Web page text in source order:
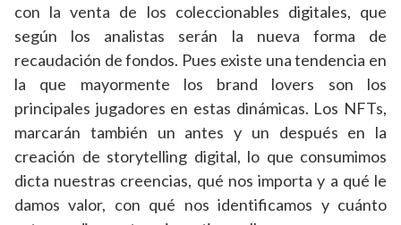
con la venta de los coleccionables digitales, que
según los analistas serán la nueva forma de
recaudación de fondos. Pues existe una tendencia en
la que mayormente los brand lovers son los
principales jugadores en estas dinámicas. Los NFTs,
marcarán también un antes y un después en la
creación de storytelling digital, lo que consumimos
dicta nuestras creencias, qué nos importa y a qué le
damos valor, con qué nos identificamos y cuánto